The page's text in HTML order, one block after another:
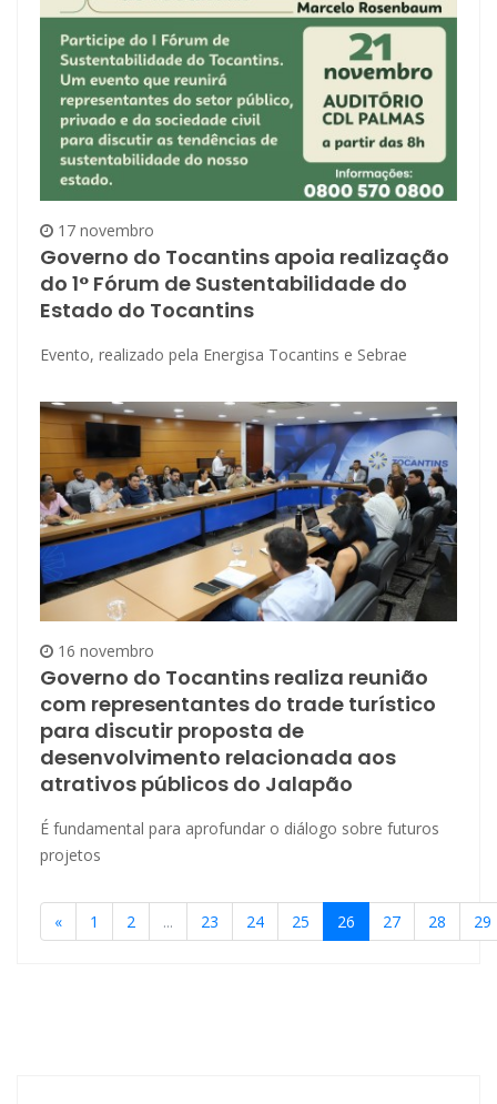
17 novembro
Governo do Tocantins apoia realização
do 1° Fórum de Sustentabilidade do
Estado do Tocantins
Evento, realizado pela Energisa Tocantins e Sebrae
16 novembro
Governo do Tocantins realiza reunião
com representantes do trade turístico
para discutir proposta de
desenvolvimento relacionada aos
atrativos públicos do Jalapão
É fundamental para aprofundar o diálogo sobre futuros
projetos
« 1 2 ... 23 24 25 26 27 28 29